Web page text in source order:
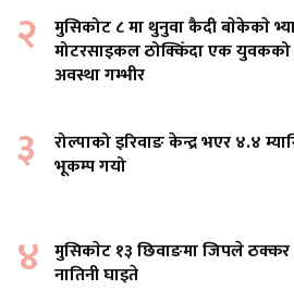
२
मुसिकोट ८ मा थुनुवा कैदी बाेकेकाे
मोटरसाइकल ठोक्किँदा एक
अवस्था गम्भीर
३
रोल्पाको इरिवाङ केन्द्र भएर ४.४
भूकम्प गयो
४ मुसिकाेट १३ छिवाङमा जिपले ठक्कर
नातिनी घाइते